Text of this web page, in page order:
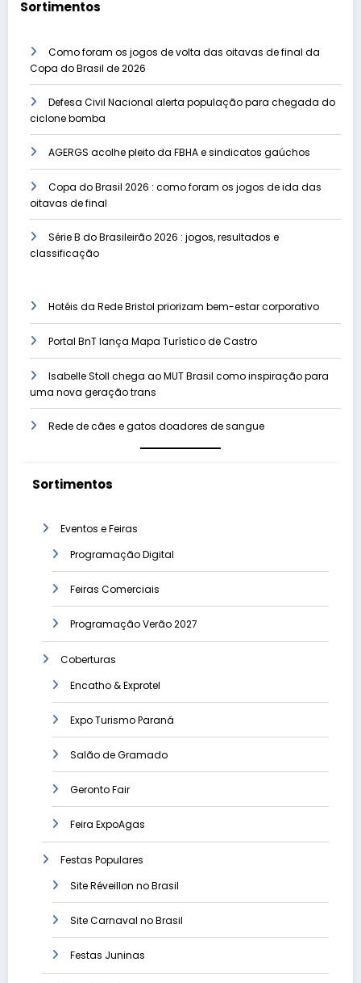
Sortimentos
Como foram os jogos de volta das oitavas de final da
Copa do Brasil de 2026
Defesa Civil Nacional alerta população para chegada do
ciclone bomba
AGERGS acolhe pleito da FBHA e sindicatos gaúchos
Copa do Brasil 2026 : como foram os jogos de ida das
oitavas de final
Série B do Brasileirão 2026 : jogos, resultados e
classificação
Hotéis da Rede Bristol priorizam bem-estar corporativo
Portal BnT lança Mapa Turístico de Castro
Isabelle Stoll chega ao MUT Brasil como inspiração para
uma nova geração trans
Rede de cães e gatos doadores de sangue
Sortimentos
Eventos e Feiras
Programação Digital
Feiras Comerciais
Programação Verão 2027
Coberturas
Encatho & Exprotel
Expo Turismo Paraná
Salão de Gramado
Geronto Fair
Feira ExpoAgas
Festas Populares
Site Réveillon no Brasil
Site Carnaval no Brasil
Festas Juninas